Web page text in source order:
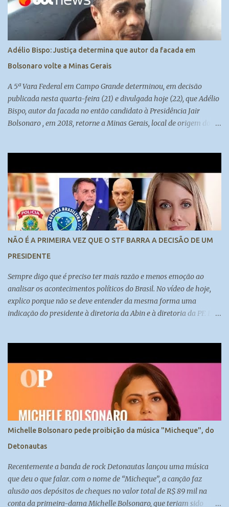
Adélio Bispo: Justiça determina que autor da facada em
Bolsonaro volte a Minas Gerais
A 5ª Vara Federal em Campo Grande determinou, em decisão
publicada nesta quarta-feira (21) e divulgada hoje (22), que Adélio
Bispo, autor da facada no então candidato à Presidência Jair
Bolsonaro , em 2018, retorne a Minas Gerais, local de origem do
NÃO É A PRIMEIRA VEZ QUE O STF BARRA A DECISÃO DE UM
PRESIDENTE
Sempre digo que é preciso ter mais razão e menos emoção ao
analisar os acontecimentos políticos do Brasil. No vídeo de hoje,
explico porque não se deve entender da mesma forma uma
indicação do presidente à diretoria da Abin e à diretoria da PF. E
Michelle Bolsonaro pede proibição da música "Micheque", do
Detonautas
Recentemente a banda de rock Detonautas lançou uma música
que deu o que falar. com o nome de “Micheque”, a canção faz
alusão aos depósitos de cheques no valor total de R$ 89 mil na
conta da primeira-dama Michelle Bolsonaro, que teriam sido